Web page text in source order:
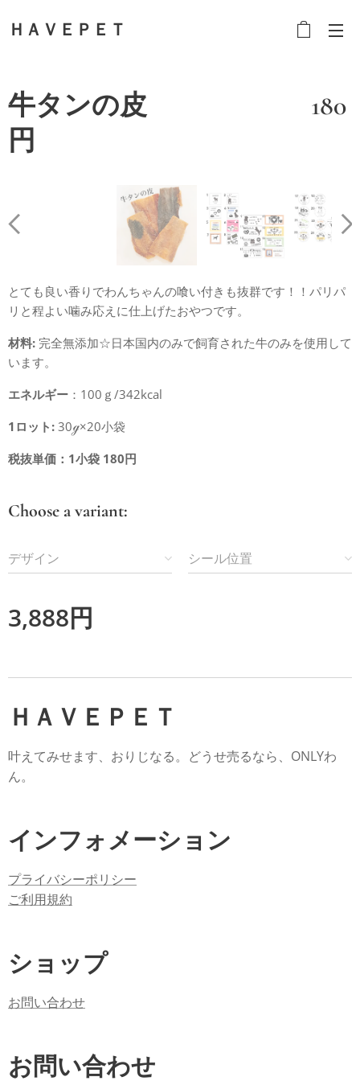
ＨＡＶＥＰＥＴ
牛タンの皮 180
円
とても良い香りでわんちゃんの喰い付きも抜群です！！パリパ
リと程よい噛み応えに仕上げたおやつです。
材料: 完全無添加☆日本国内のみで飼育された牛のみを使用して
います。
エネルギー ：100ｇ/342kcal
1ロット: 30ℊ×20小袋
税抜単価：1小袋 180円
Choose a variant:
デザイン シール位置
3,888円
ＨＡＶＥＰＥＴ
叶えてみせます、おりじなる。どうせ売るなら、ONLYわ
ん。
インフォメーション
プライバシーポリシー
ご利用規約
ショップ
お問い合わせ
お問い合わせ